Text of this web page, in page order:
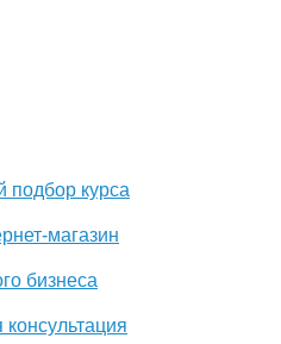
подбор курса
магазин
бизнеса